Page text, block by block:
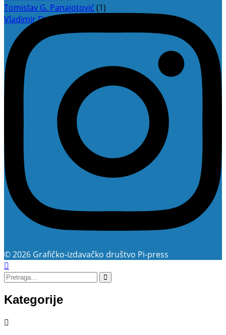
Tomislav G. Panajotović (1)
Vladimir Dimitrijević
© 2026 Grafičko-izdavačko društvo Pi-press
Kategorije